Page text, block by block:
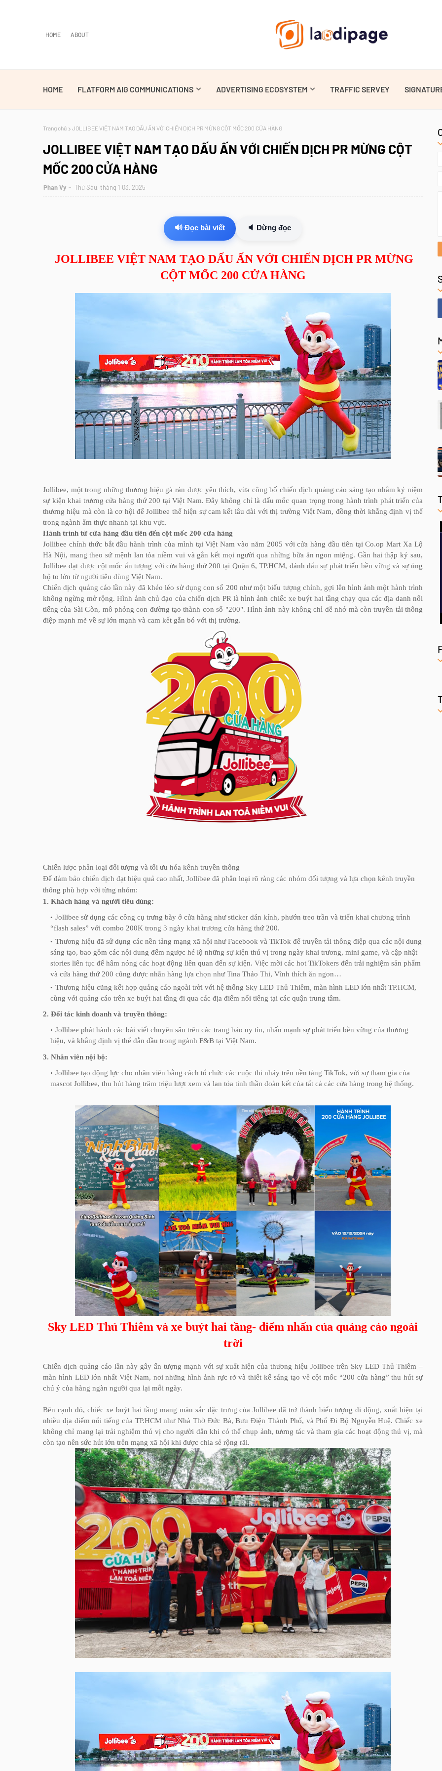
HOME ABOUT
HOME FLATFORM AIG COMMUNICATIONS ADVERTISING ECOSYSTEM TRAFFIC SERVEY
Trang chủ JOLLIBEE VIỆT NAM TẠO DẤU ẤN VỚI CHIẾN DỊCH PR MỪNG CỘT MỐC 200 CỬA HÀNG
JOLLIBEE VIỆT NAM TẠO DẤU ẤN VỚI CHIẾN DỊCH PR MỪNG CỘT
MỐC 200 CỬA HÀNG
Phan Vy Thứ Sáu, tháng 1 03, 2025
🔊 Đọc bài viết 🔈 Dừng đọc
JOLLIBEE VIỆT NAM TẠO DẤU ẤN VỚI CHIẾN DỊCH PR MỪNG
CỘT MỐC 200 CỬA HÀNG
Jollibee, một trong những thương hiệu gà rán được yêu thích, vừa công bố chiến dịch quảng cáo sáng tạo nhằm kỷ niệm
sự kiện khai trương cửa hàng thứ 200 tại Việt Nam. Đây không chỉ là dấu mốc quan trọng trong hành trình phát triển của
thương hiệu mà còn là cơ hội để Jollibee thể hiện sự cam kết lâu dài với thị trường Việt Nam, đồng thời khẳng định vị thế
trong ngành ẩm thực nhanh tại khu vực.
Hành trình từ cửa hàng đầu tiên đến cột mốc 200 cửa hàng
Jollibee chính thức bắt đầu hành trình của mình tại Việt Nam vào năm 2005 với cửa hàng đầu tiên tại Co.op Mart Xa Lộ
Hà Nội, mang theo sứ mệnh lan tỏa niềm vui và gắn kết mọi người qua những bữa ăn ngon miệng. Gần hai thập kỷ sau,
Jollibee đạt được cột mốc ấn tượng với cửa hàng thứ 200 tại Quận 6, TP.HCM, đánh dấu sự phát triển bền vững và sự ủng
hộ to lớn từ người tiêu dùng Việt Nam.
Chiến dịch quảng cáo lần này đã khéo léo sử dụng con số 200 như một biểu tượng chính, gợi lên hình ảnh một hành trình
không ngừng mở rộng. Hình ảnh chủ đạo của chiến dịch PR là hình ảnh chiếc xe buýt hai tầng chạy qua các địa danh nổi
tiếng của Sài Gòn, mô phỏng con đường tạo thành con số "200". Hình ảnh này không chỉ dễ nhớ mà còn truyền tải thông
điệp mạnh mẽ về sự lớn mạnh và cam kết gắn bó với thị trường.
Chiến lược phân loại đối tượng và tối ưu hóa kênh truyền thông
Để đảm bảo chiến dịch đạt hiệu quả cao nhất, Jollibee đã phân loại rõ ràng các nhóm đối tượng và lựa chọn kênh truyền
thông phù hợp với từng nhóm:
1. Khách hàng và người tiêu dùng:
Jollibee sử dụng các công cụ trưng bày ở cửa hàng như sticker dán kính, phướn treo trần và triển khai chương trình
“flash sales” với combo 200K trong 3 ngày khai trương cửa hàng thứ 200.
Thương hiệu đã sử dụng các nền tảng mạng xã hội như Facebook và TikTok để truyền tải thông điệp qua các nội dung
sáng tạo, bao gồm các nội dung đếm ngược hé lộ những sự kiện thú vị trong ngày khai trương, mini game, và cập nhật
stories liên tục để hâm nóng các hoạt động liên quan đến sự kiện. Việc mời các hot TikTokers đến trải nghiệm sản phẩm
và cửa hàng thứ 200 cũng được nhãn hàng lựa chọn như Tina Thảo Thi, Vĩnh thích ăn ngon…
Thương hiệu cũng kết hợp quảng cáo ngoài trời với hệ thống Sky LED Thủ Thiêm, màn hình LED lớn nhất TP.HCM,
cùng với quảng cáo trên xe buýt hai tầng đi qua các địa điểm nổi tiếng tại các quận trung tâm.
2. Đối tác kinh doanh và truyền thông:
Jollibee phát hành các bài viết chuyên sâu trên các trang báo uy tín, nhấn mạnh sự phát triển bền vững của thương
hiệu, và khẳng định vị thế dẫn đầu trong ngành F&B tại Việt Nam.
3. Nhân viên nội bộ:
Jollibee tạo động lực cho nhân viên bằng cách tổ chức các cuộc thi nhảy trên nền tảng TikTok, với sự tham gia của
mascot Jollibee, thu hút hàng trăm triệu lượt xem và lan tỏa tinh thần đoàn kết của tất cả các cửa hàng trong hệ thống.
Sky LED Thủ Thiêm và xe buýt hai tầng- điểm nhấn của quảng cáo ngoài
trời
Chiến dịch quảng cáo lần này gây ấn tượng mạnh với sự xuất hiện của thương hiệu Jollibee trên Sky LED Thủ Thiêm –
màn hình LED lớn nhất Việt Nam, nơi những hình ảnh rực rỡ và thiết kế sáng tạo về cột mốc “200 cửa hàng” thu hút sự
chú ý của hàng ngàn người qua lại mỗi ngày.
Bên cạnh đó, chiếc xe buýt hai tầng mang màu sắc đặc trưng của Jollibee đã trở thành biểu tượng di động, xuất hiện tại
nhiều địa điểm nổi tiếng của TP.HCM như Nhà Thờ Đức Bà, Bưu Điện Thành Phố, và Phố Đi Bộ Nguyễn Huệ. Chiếc xe
không chỉ mang lại trải nghiệm thú vị cho người dân khi có thể chụp ảnh, tương tác và tham gia các hoạt động thú vị, mà
còn tạo nên sức hút lớn trên mạng xã hội khi được chia sẻ rộng rãi.